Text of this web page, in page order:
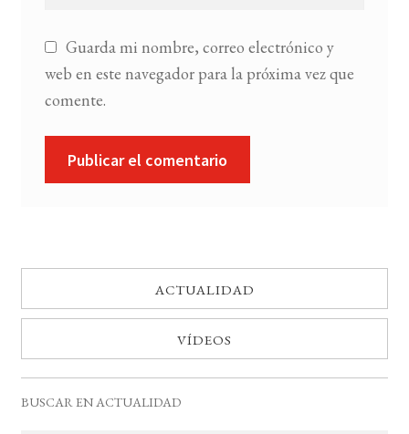
Guarda mi nombre, correo electrónico y
web en este navegador para la próxima vez que
comente.
ACTUALIDAD
VÍDEOS
BUSCAR EN ACTUALIDAD